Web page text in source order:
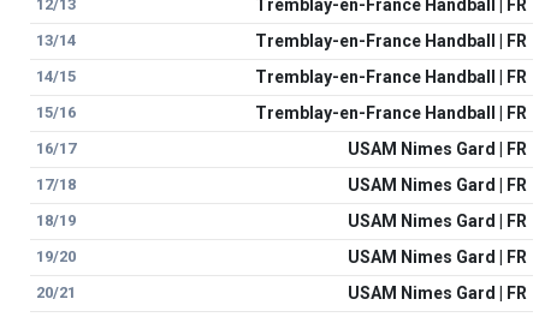
12/13 Tremblay-en-France Handball | FR
13/14 Tremblay-en-France Handball | FR
14/15 Tremblay-en-France Handball | FR
15/16 Tremblay-en-France Handball | FR
16/17 USAM Nimes Gard | FR
17/18 USAM Nimes Gard | FR
18/19 USAM Nimes Gard | FR
19/20 USAM Nimes Gard | FR
20/21 USAM Nimes Gard | FR